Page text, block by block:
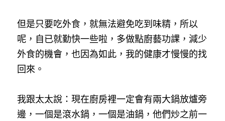
但是只要吃外食，就無法避免吃到味精，所以
呢，自已就勤快一些啦，多做點廚藝功課，減少
外食的機會，也因為如此，我的健康才慢慢的找
回來。
我跟太太說：現在廚房裡一定會有兩大鍋放爐旁
邊，一個是滾水鍋，一個是油鍋，他們炒之前一